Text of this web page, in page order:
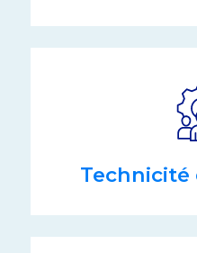
Technicité